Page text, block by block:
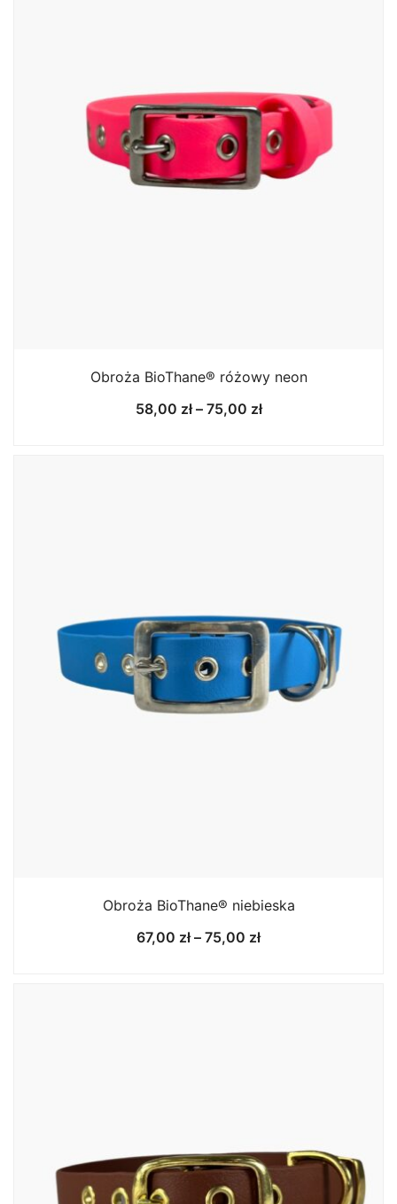
Obroża BioThane® różowy neon
58,00 zł – 75,00 złZakres
Obroża BioThane® niebieska
67,00 zł – 75,00 złZakres